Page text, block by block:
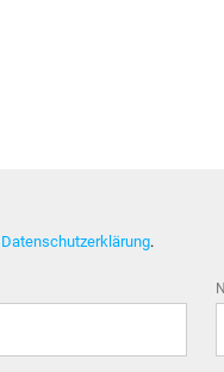
Datenschutzerklärung.